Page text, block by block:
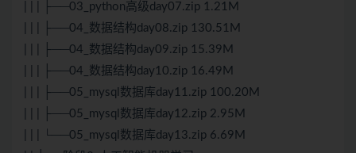
| | | ├──03_python高级day07.zip 1.21M
| | | ├──04_数据结构day08.zip 130.51M
| | | ├──04_数据结构day09.zip 15.39M
| | | ├──04_数据结构day10.zip 16.49M
| | | ├──05_mysql数据库day11.zip 100.20M
| | | ├──05_mysql数据库day12.zip 2.95M
| | | └──05_mysql数据库day13.zip 6.69M